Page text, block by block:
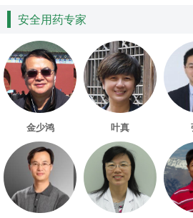
安全用药专家
金少鸿 叶真